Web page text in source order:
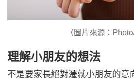
（圖片來源：
理解小朋友的想法
不是要家長絕對遷就小朋友的意